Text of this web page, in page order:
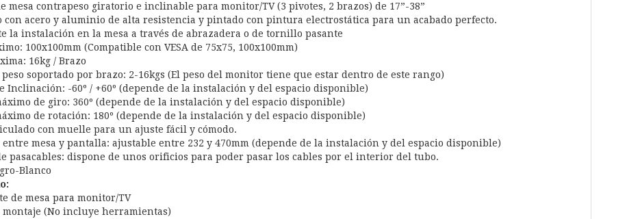
mesa contrapeso giratorio e inclinable para monitor/TV (3 pivotes, 2 brazos) de 17”-38”
con acero y aluminio de alta resistencia y pintado con pintura electrostática para un acabado perfecto.
la instalación en la mesa a través de abrazadera o de tornillo pasante
100x100mm (Compatible con VESA de 75x75, 100x100mm)
16kg / Brazo
peso soportado por brazo: 2-16kgs (El peso del monitor tiene que estar dentro de este rango)
Inclinación: -60º / +60º (depende de la instalación y del espacio disponible)
de giro: 360º (depende de la instalación y del espacio disponible)
de rotación: 180º (depende de la instalación y del espacio disponible)
con muelle para un ajuste fácil y cómodo.
entre mesa y pantalla: ajustable entre 232 y 470mm (depende de la instalación y del espacio disponible)
pasacables: dispone de unos orificios para poder pasar los cables por el interior del tubo.
Blanco
de mesa para monitor/TV
montaje (No incluye herramientas)